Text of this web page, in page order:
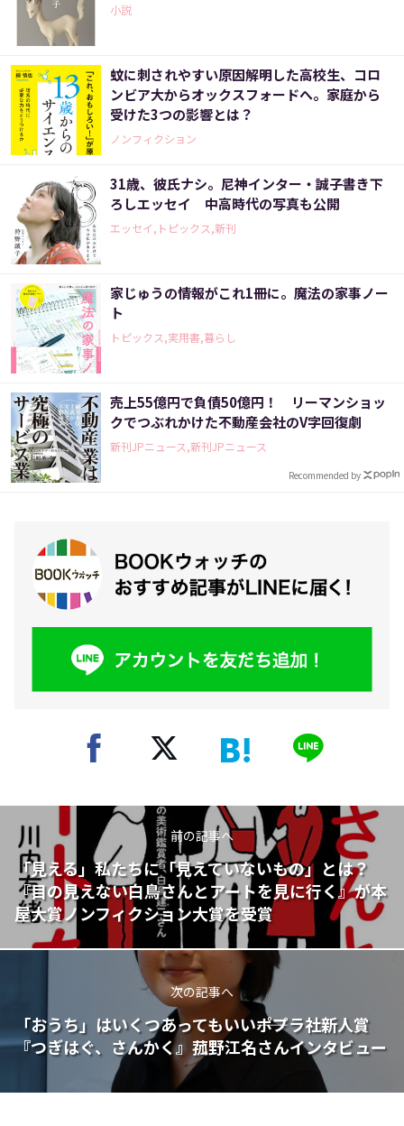
小説
蚊に刺されやすい原因解明した高校生、コロ
ンビア大からオックスフォードへ。家庭から
受けた3つの影響とは？
ノンフィクション
31歳、彼氏ナシ。尼神インター・誠子書き下
ろしエッセイ 中高時代の写真も公開
エッセイ,トピックス,新刊
家じゅうの情報がこれ1冊に。魔法の家事ノー
ト
トピックス,実用書,暮らし
売上55億円で負債50億円！ リーマンショッ
クでつぶれかけた不動産会社のV字回復劇
新刊JPニュース,新刊JPニュース
Recommended by
前の記事へ
「見える」私たちに「見えていないもの」とは？
『目の見えない白鳥さんとアートを見に行く』が本
屋大賞ノンフィクション大賞を受賞
次の記事へ
「おうち」はいくつあってもいい――ポプラ社新人賞
『つぎはぐ、さんかく』菰野江名さんインタビュー